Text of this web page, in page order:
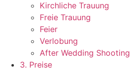
Kirchliche Trauung
Freie Trauung
Feier
Verlobung
After Wedding Shooting
3. Preise